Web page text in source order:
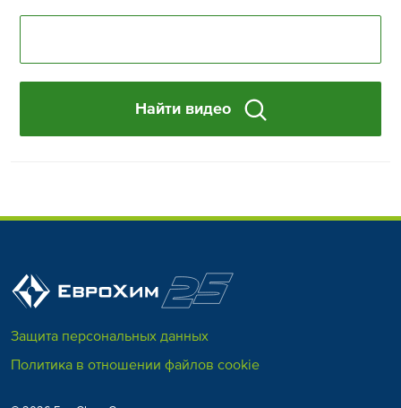
Найти видео
Защита персональных данных
Политика в отношении файлов cookie